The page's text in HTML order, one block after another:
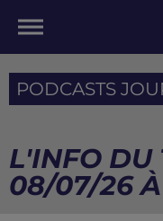
PODCASTS
L'INFO DU
08/07/26